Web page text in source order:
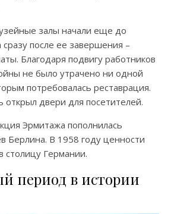
залы начали еще до
после ее завершения –
Благодаря подвигу работников
не было утрачено ни одной
потребовалась реставрация.
открыл двери для посетителей.
Эрмитажа пополнилась
Берлина. В 1958 году ценности
Германии.
период в истории